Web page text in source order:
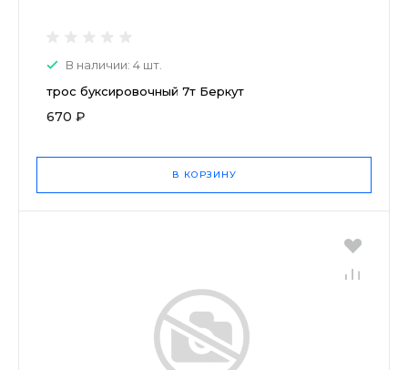
В наличии: 4 шт.
трос буксировочный 7т Беркут
670 ₽
В КОРЗИНУ